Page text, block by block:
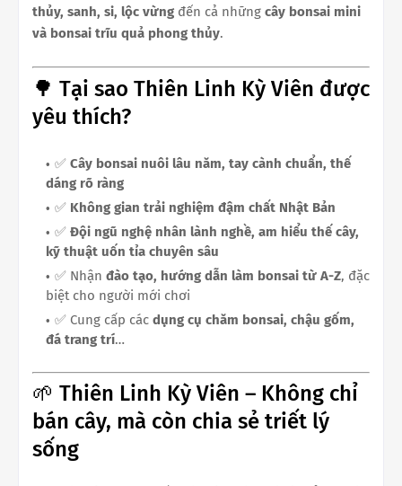
thủy, sanh, si, lộc vừng đến cả những cây bonsai mini
và bonsai trĩu quả phong thủy.
🌳 Tại sao Thiên Linh Kỳ Viên được
yêu thích?
✅ Cây bonsai nuôi lâu năm, tay cành chuẩn, thế
dáng rõ ràng
✅ Không gian trải nghiệm đậm chất Nhật Bản
✅ Đội ngũ nghệ nhân lành nghề, am hiểu thế cây,
kỹ thuật uốn tỉa chuyên sâu
✅ Nhận đào tạo, hướng dẫn làm bonsai từ A-Z, đặc
biệt cho người mới chơi
✅ Cung cấp các dụng cụ chăm bonsai, chậu gốm,
đá trang trí…
🌱 Thiên Linh Kỳ Viên – Không chỉ
bán cây, mà còn chia sẻ triết lý
sống